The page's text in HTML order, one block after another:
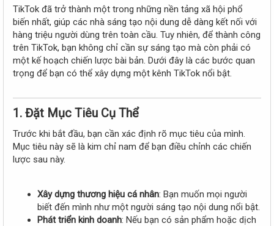
r
t
e
r
TikTok đã trở thành một trong những nền tảng xã hội phổ
biến nhất, giúp các nhà sáng tạo nội dung dễ dàng kết nối với
hàng triệu người dùng trên toàn cầu. Tuy nhiên, để thành công
trên TikTok, bạn không chỉ cần sự sáng tạo mà còn phải có
một kế hoạch chiến lược bài bản. Dưới đây là các bước quan
trọng để bạn có thể xây dựng một kênh TikTok nổi bật.
1. Đặt Mục Tiêu Cụ Thể
Trước khi bắt đầu, bạn cần xác định rõ mục tiêu của mình.
Mục tiêu này sẽ là kim chỉ nam để bạn điều chỉnh các chiến
lược sau này.
Xây dựng thương hiệu cá nhân: Bạn muốn mọi người
biết đến mình như một người sáng tạo nội dung nổi bật.
Phát triển kinh doanh: Nếu bạn có sản phẩm hoặc dịch